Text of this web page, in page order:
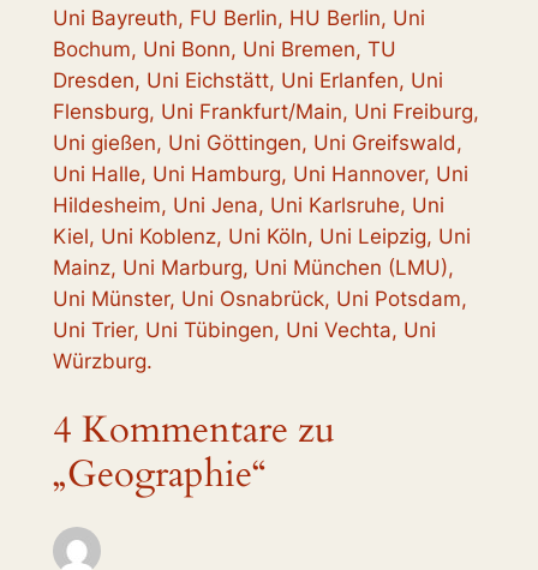
Uni Bayreuth, FU Berlin, HU Berlin, Uni
Bochum, Uni Bonn, Uni Bremen, TU
Dresden, Uni Eichstätt, Uni Erlanfen, Uni
Flensburg, Uni Frankfurt/Main, Uni Freiburg,
Uni gießen, Uni Göttingen, Uni Greifswald,
Uni Halle, Uni Hamburg, Uni Hannover, Uni
Hildesheim, Uni Jena, Uni Karlsruhe, Uni
Kiel, Uni Koblenz, Uni Köln, Uni Leipzig, Uni
Mainz, Uni Marburg, Uni München (LMU),
Uni Münster, Uni Osnabrück, Uni Potsdam,
Uni Trier, Uni Tübingen, Uni Vechta, Uni
Würzburg.
4 Kommentare zu
„Geographie“